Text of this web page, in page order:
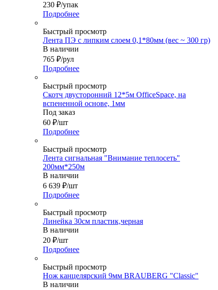
230 ₽/упак
Подробнее
Быстрый просмотр
Лента ПЭ с липким слоем 0,1*80мм (вес ~ 300 гр)
В наличии
765 ₽/рул
Подробнее
Быстрый просмотр
Скотч двусторонний 12*5м OfficeSpace, на
вспененной основе, 1мм
Под заказ
60 ₽/шт
Подробнее
Быстрый просмотр
Лента сигнальная "Внимание теплосеть"
200мм*250м
В наличии
6 639 ₽/шт
Подробнее
Быстрый просмотр
Линейка 30см пластик,черная
В наличии
20 ₽/шт
Подробнее
Быстрый просмотр
Нож канцелярский 9мм BRAUBERG "Classic"
В наличии